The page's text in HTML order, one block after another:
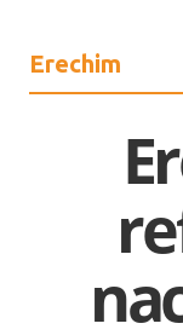
Erechim